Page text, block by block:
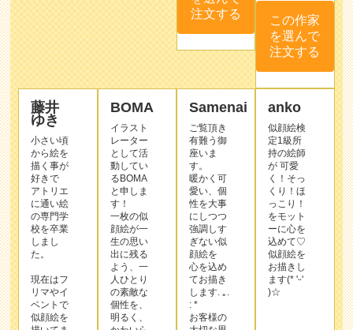
藤井
ゆき
小さい頃
から絵を
描く事が
好きで
に通い絵
の専門学
校を卒業
しまし
た。
現在はフ
リマやイ
ベントで
似顔絵を
描いてま
す。
作画は手
描きで筆
ペンと水
彩絵の具
を使いま
す。
BOMA
イラスト
レーター
として活
動してい
るBOMA
す！
一枚の似
顔絵が一
生の思い
出に残る
よう、一
人ひとり
の素敵な
個性を、
明るく、
かわいら
しく、か
っこよく
描いてい
きたいと
思ってい
ます♪
どうぞよ
Samenai
ご覧頂き
座いま
す。
暖かく可
性を大事
にしつつ
強調しす
ぎない似
顔絵を
心を込め
てお描き
します. ｡.
: *
お客様の
大切な思
い出と共
に残して
いただけ
ると幸い
です
anko
似顔絵検
定1級所
持の絵師
が 可愛
っこり！
をモット
ーに心を
込めて♡
似顔絵を
お描きし
ます(* 'ᵕ'
)☆